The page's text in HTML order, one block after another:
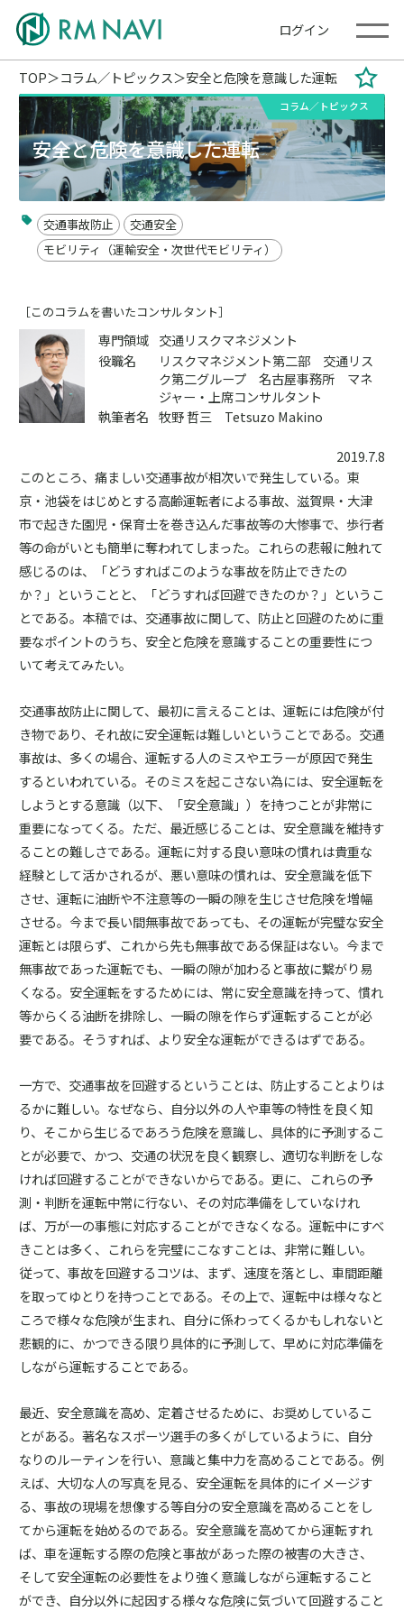
ログイン
TOP コラム／トピックス 安全と危険を意識した運転
コラム／トピックス
安全と危険を意識した運転
交通事故防止
交通安全
モビリティ（運輸安全・次世代モビリティ）
［このコラムを書いたコンサルタント］
専門領域 交通リスクマネジメント
役職名
リスクマネジメント第二部 交通リス
ク第二グループ 名古屋事務所 マネ
ジャー・上席コンサルタント
執筆者名 牧野 哲三 Tetsuzo Makino
2019.7.8
このところ、痛ましい交通事故が相次いで発生している。東
京・池袋をはじめとする高齢運転者による事故、滋賀県・大津
市で起きた園児・保育士を巻き込んだ事故等の大惨事で、歩行者
等の命がいとも簡単に奪われてしまった。これらの悲報に触れて
感じるのは、「どうすればこのような事故を防止できたの
か？」ということと、「どうすれば回避できたのか？」というこ
とである。本稿では、交通事故に関して、防止と回避のために重
要なポイントのうち、安全と危険を意識することの重要性につ
いて考えてみたい。
交通事故防止に関して、最初に言えることは、運転には危険が付
き物であり、それ故に安全運転は難しいということである。交通
事故は、多くの場合、運転する人のミスやエラーが原因で発生
するといわれている。そのミスを起こさない為には、安全運転を
しようとする意識（以下、「安全意識」）を持つことが非常に
重要になってくる。ただ、最近感じることは、安全意識を維持す
ることの難しさである。運転に対する良い意味の慣れは貴重な
経験として活かされるが、悪い意味の慣れは、安全意識を低下
させ、運転に油断や不注意等の一瞬の隙を生じさせ危険を増幅
させる。今まで長い間無事故であっても、その運転が完璧な安全
運転とは限らず、これから先も無事故である保証はない。今まで
無事故であった運転でも、一瞬の隙が加わると事故に繋がり易
くなる。安全運転をするためには、常に安全意識を持って、慣れ
等からくる油断を排除し、一瞬の隙を作らず運転することが必
要である。そうすれば、より安全な運転ができるはずである。
一方で、交通事故を回避するということは、防止することよりは
るかに難しい。なぜなら、自分以外の人や車等の特性を良く知
り、そこから生じるであろう危険を意識し、具体的に予測するこ
とが必要で、かつ、交通の状況を良く観察し、適切な判断をしな
ければ回避することができないからである。更に、これらの予
測・判断を運転中常に行ない、その対応準備をしていなけれ
ば、万が一の事態に対応することができなくなる。運転中にすべ
きことは多く、これらを完璧にこなすことは、非常に難しい。
従って、事故を回避するコツは、まず、速度を落とし、車間距離
を取ってゆとりを持つことである。その上で、運転中は様々なと
ころで様々な危険が生まれ、自分に係わってくるかもしれないと
悲観的に、かつできる限り具体的に予測して、早めに対応準備を
しながら運転することである。
最近、安全意識を高め、定着させるために、お奨めしているこ
とがある。著名なスポーツ選手の多くがしているように、自分
なりのルーティンを行い、意識と集中力を高めることである。例
えば、大切な人の写真を見る、安全運転を具体的にイメージす
る、事故の現場を想像する等自分の安全意識を高めることをし
てから運転を始めるのである。安全意識を高めてから運転すれ
ば、車を運転する際の危険と事故があった際の被害の大きさ、
そして安全運転の必要性をより強く意識しながら運転すること
ができ、自分以外に起因する様々な危険に気づいて回避すること